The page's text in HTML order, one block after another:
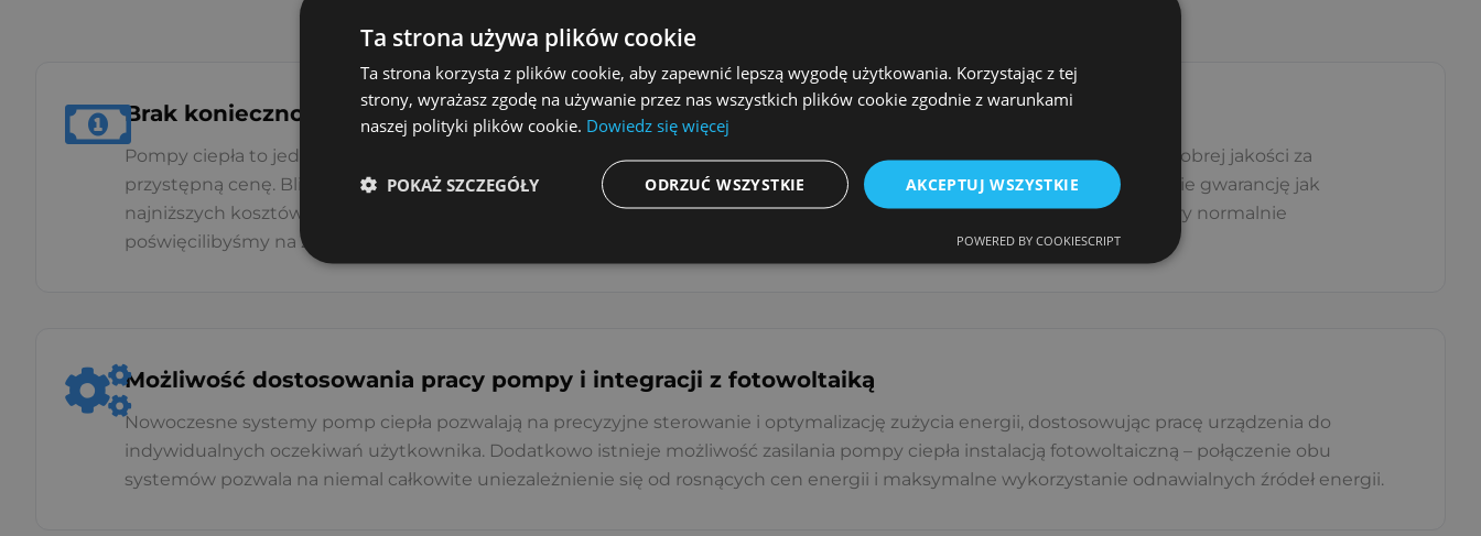
Brak konieczności poszukiwania paliwa i niskie koszty eksploatacji
Pompy ciepła to jedno z najtańszych źródeł energii, które nie wymaga nadmiarowej obsługi ani poszukiwania paliwa w dobrej jakości za
przystępną cenę. Blisko 75% kosztów utrzymania budynku pochłania ogrzewanie – wybierając pompę ciepła dajemy sobie gwarancję jak
najniższych kosztów przez wiele lat. Dzięki temu zyskujemy nie tylko oszczędności finansowe, ale także sporo czasu, który normalnie
poświęcilibyśmy na zakup i magazynowanie paliwa.
Możliwość dostosowania pracy pompy i integracji z fotowoltaiką
Nowoczesne systemy pomp ciepła pozwalają na precyzyjne sterowanie i optymalizację zużycia energii, dostosowując pracę urządzenia do
indywidualnych oczekiwań użytkownika. Dodatkowo istnieje możliwość zasilania pompy ciepła instalacją fotowoltaiczną – połączenie obu
systemów pozwala na niemal całkowite uniezależnienie się od rosnących cen energii i maksymalne wykorzystanie odnawialnych źródeł energii.
Ta strona używa plików cookie
Ta strona korzysta z plików cookie, aby zapewnić lepszą wygodę użytkowania. Korzystając z tej
strony, wyrażasz zgodę na używanie przez nas wszystkich plików cookie zgodnie z warunkami
naszej polityki plików cookie. Dowiedz się więcej
AKCEPTUJ WSZYSTKIE
ODRZUĆ WSZYSTKIE
POKAŻ SZCZEGÓŁY
POWERED BY COOKIESCRIPT